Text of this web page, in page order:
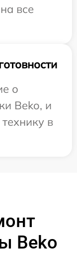
все
о
Beko, и
в
Beko